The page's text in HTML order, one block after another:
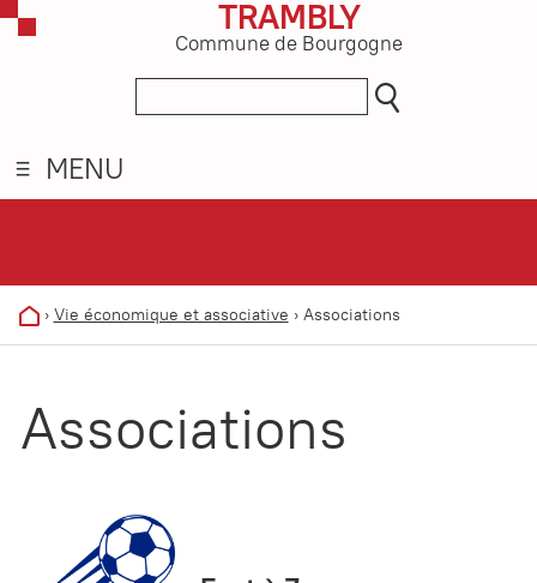
TRAMBLY
Commune de Bourgogne
MENU
› Vie économique et associative › Associations
Associations